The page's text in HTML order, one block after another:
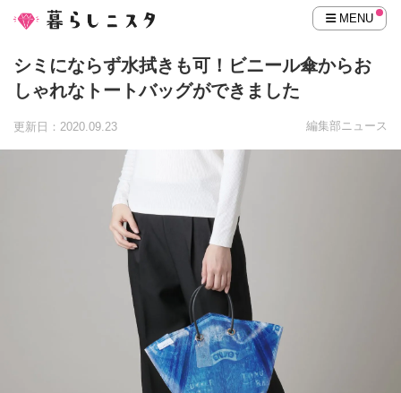
MENU
シミにならず水拭きも可！ビニール傘からお
しゃれなトートバッグができました
更新日：2020.09.23 編集部ニュース